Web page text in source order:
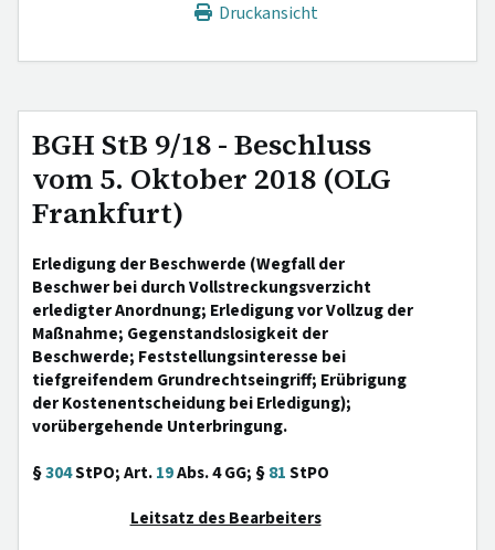
Druckansicht
BGH StB 9/18 - Beschluss
vom 5. Oktober 2018 (OLG
Frankfurt)
Erledigung der Beschwerde (Wegfall der
Beschwer bei durch Vollstreckungsverzicht
erledigter Anordnung; Erledigung vor Vollzug der
Maßnahme; Gegenstandslosigkeit der
Beschwerde; Feststellungsinteresse bei
tiefgreifendem Grundrechtseingriff; Erübrigung
der Kostenentscheidung bei Erledigung);
vorübergehende Unterbringung.
§304StPO; Art.19Abs. 4 GG; §81StPO
Leitsatz des Bearbeiters